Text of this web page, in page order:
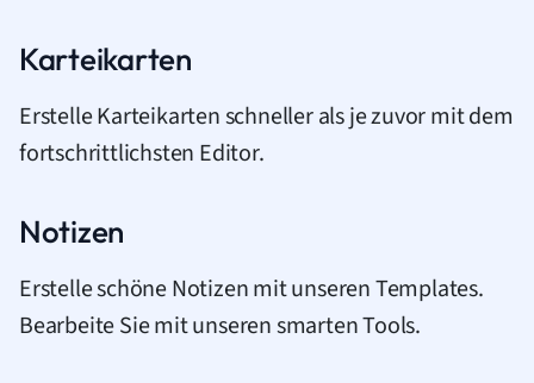
Karteikarten
Erstelle Karteikarten schneller als je zuvor mit dem
fortschrittlichsten Editor.
Notizen
Erstelle schöne Notizen mit unseren Templates.
Bearbeite Sie mit unseren smarten Tools.